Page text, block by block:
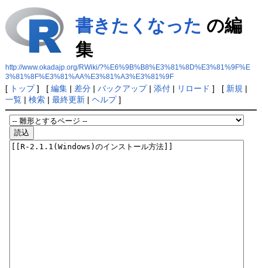
書きたくなった の編
集
http://www.okadajp.org/RWiki/?%E6%9B%B8%E3%81%8D%E3%81%9F%E
3%81%8F%E3%81%AA%E3%81%A3%E3%81%9F
[ トップ] [ 編集| 差分| バックアップ| 添付| リロード ] [ 新規 |
一覧| 検索| 最終更新| ヘルプ]